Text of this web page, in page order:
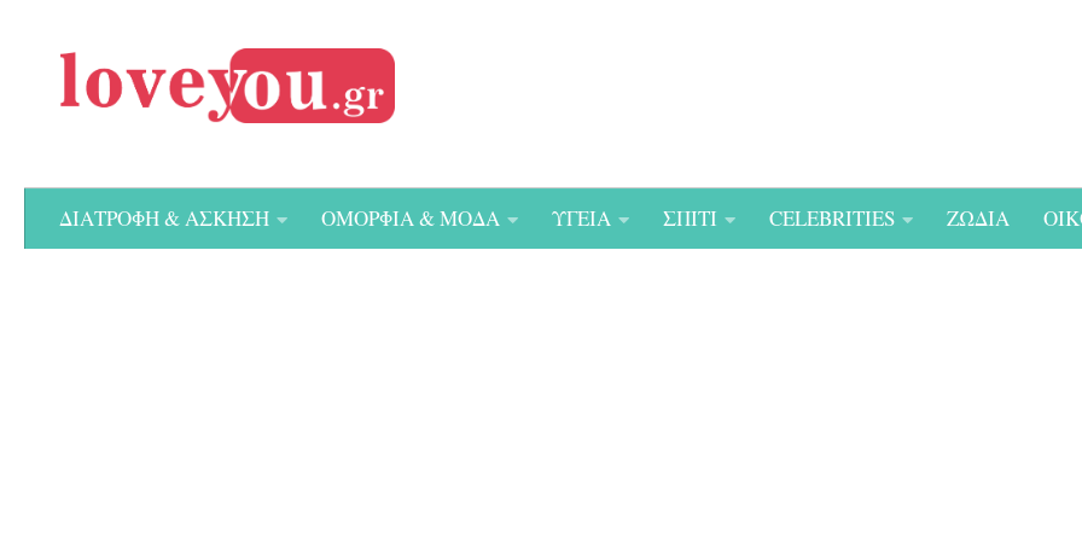
ΔΙΑΤΡΟΦΗ & ΑΣΚΗΣΗ ΟΜΟΡΦΙΑ & ΜΟΔΑ ΥΓΕΙΑ ΣΠΙΤΙ CELEBRITIES ΖΩΔΙΑ